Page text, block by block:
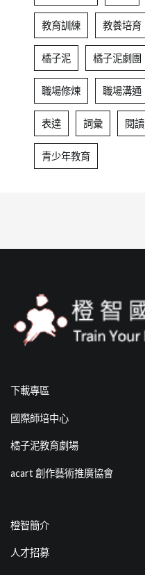
教育訓練 教養培育
橘子泥 橘子泥劇團
職場修煉 職場溝通
表達 詞彙 閱讀
青少年教育
下載專區
國際師培中心
橘子泥教育劇場
acart 創作藝術推廣協會
橙智簡介
人才招募